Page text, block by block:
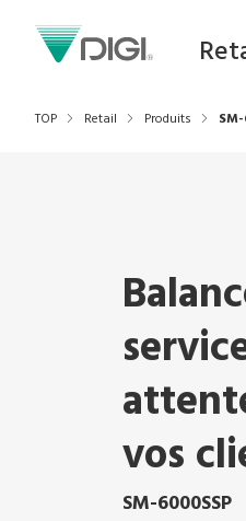
TOP Retail Produits
vos
SM-6000SSP